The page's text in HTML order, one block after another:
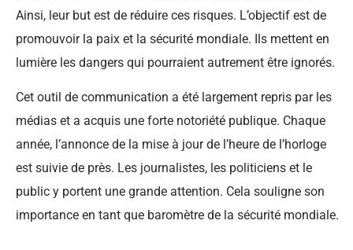
Ainsi, leur but est de réduire ces risques. L’objectif est de
promouvoir la paix et la sécurité mondiale. Ils mettent en
lumière les dangers qui pourraient autrement être ignorés.
Cet outil de communication a été largement repris par les
médias et a acquis une forte notoriété publique. Chaque
année, l’annonce de la mise à jour de l’heure de l’horloge
est suivie de près. Les journalistes, les politiciens et le
public y portent une grande attention. Cela souligne son
importance en tant que baromètre de la sécurité mondiale.